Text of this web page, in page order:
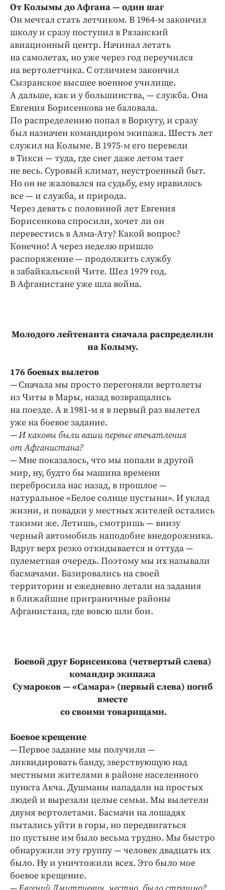
Клиника года
Бренд года
Работодатель года
От Колымы до Афгана — один шаг
Он мечтал стать летчиком. В 1964‑м закончил
школу и сразу поступил в Рязанский
авиационный центр. Начинал летать
на самолетах, но уже через год переучился
на вертолетчика. С отличием закончил
Сызранское высшее военное училище.
А дальше, как и у большинства, — служба. Она
Евгения Борисенкова не баловала.
По распределению попал в Воркуту, и сразу
был назначен командиром экипажа. Шесть лет
служил на Колыме. В 1975‑м его перевели
в Тикси — туда, где снег даже летом тает
не весь. Суровый климат, неустроенный быт.
Но он не жаловался на судьбу, ему нравилось
все — и служба, и природа.
Через девять с половиной лет Евгения
Борисенкова спросили, хочет ли он
перевестись в Алма-Ату? Какой вопрос?
Конечно! А через неделю пришло
распоряжение — продолжить службу
в забайкальской Чите. Шел 1979 год.
В Афганистане уже шла война.
Молодого лейтенанта сначала распределили
на Колыму.
176 боевых вылетов
— Сначала мы просто перегоняли вертолеты
из Читы в Мары, назад возвращались
на поезде. А в 1981‑м я в первый раз вылетел
уже на боевое задание.
—И каковы были ваши первые впечатления
от Афганистана?
— Мне показалось, что мы попали в другой
мир, ну, будто бы машина времени
перебросила нас назад, в прошлое —
натуральное «Белое солнце пустыни». И уклад
жизни, и повадки у местных жителей остались
такими же. Летишь, смотришь — внизу
черный автомобиль наподобие внедорожника.
Вдруг верх резко откидывается и оттуда —
пулеметная очередь. Поэтому мы их называли
басмачами. Базировались на своей
территории и ежедневно летали на задания
в ближайшие приграничные районы
Афганистана, где вовсю шли бои.
Боевой друг Борисенкова (четвертый слева)
командир экипажа
Сумароков — «Самара» (первый слева) погиб
вместе
со своими товарищами.
Боевое крещение
— Первое задание мы получили —
ликвидировать банду, зверствующую над
местными жителями в районе населенного
пункта Акча. Душманы нападали на простых
людей и вырезали целые семьи. Мы вылетели
двумя вертолетами. Басмачи на лошадях
пытались уйти в горы, но передвигаться
по пустыне им было весьма трудно. Мы быстро
обнаружили эту группу — человек двадцать их
было. Ну и уничтожили всех. Это было мое
боевое крещение.